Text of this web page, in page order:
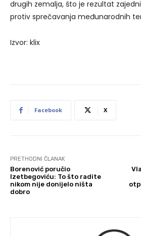
drugih zemalja, što je rezultat
protiv sprečavanja međunarodnih
Izvor: klix
Facebook X
PRETHODNI ČLANAK
Borenović poručio
Izetbegoviću: To što radite
nikom nije donijelo ništa
dobro